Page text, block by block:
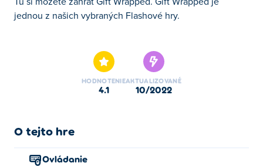
jednou z našich vybraných Flashové hry.
HODNOTENIE
4.1
AKTUALIZOVANÉ
10/2022
O tejto hre
Ovládanie